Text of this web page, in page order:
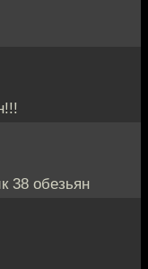
38 обезьян